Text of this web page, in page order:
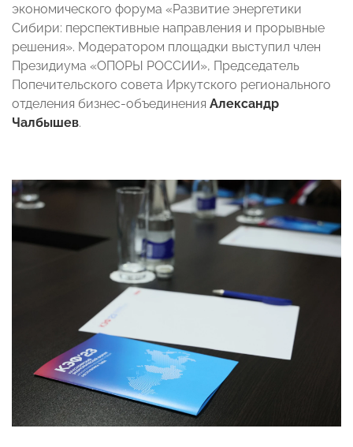
экономического форума «Развитие энергетики
Сибири: перспективные направления и прорывные
решения». Модератором площадки выступил член
Президиума «ОПОРЫ РОССИИ», Председатель
Попечительского совета Иркутского регионального
отделения бизнес-объединения Александр
Чалбышев.